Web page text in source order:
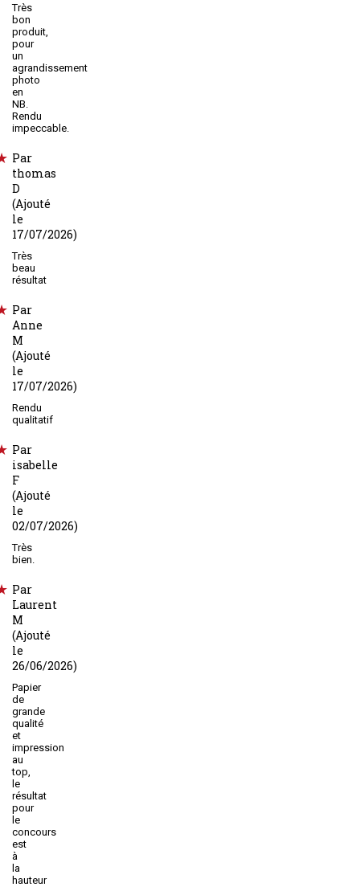
Très
bon
produit,
pour
un
agrandissement
photo
en
NB.
Rendu
impeccable.
Par
thomas
D
(Ajouté
le
17/07/2026)
Très
beau
résultat
Par
Anne
M
(Ajouté
le
17/07/2026)
Rendu
qualitatif
Par
isabelle
F
(Ajouté
le
02/07/2026)
Très
bien.
Par
Laurent
M
(Ajouté
le
26/06/2026)
Papier
de
grande
qualité
et
impression
au
top,
le
résultat
pour
le
concours
est
à
la
hauteur